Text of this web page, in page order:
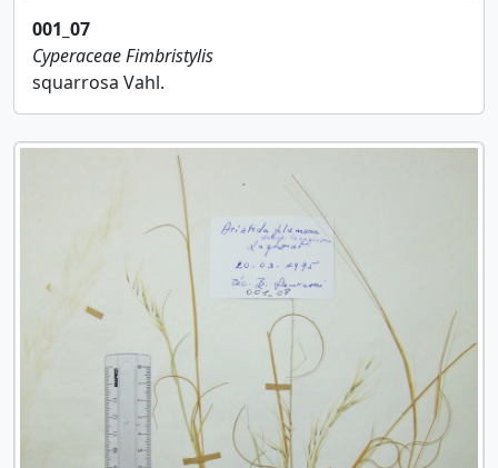
001_07
CyperaceaeFimbristylis
squarrosa Vahl.